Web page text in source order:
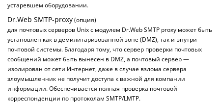
устаревшем оборудовании.
Dr.Web SMTP-proxy(опция)
для почтовых серверов Unix с модулем Dr.Web SMTP proxy может быть
установлен как в демилитаризованной зоне (DMZ), так и внутри
почтовой системы. Благодаря тому, что сервер проверки почтовых
сообщений может быть вынесен в DMZ, а почтовый сервер —
изолирован от сети Интернет, даже в случае взлома сервера
злоумышленник не получит доступа к важной для компании
информации. Обеспечивается полная проверка почтовой
корреспонденции по протоколам SMTP/LMTP.